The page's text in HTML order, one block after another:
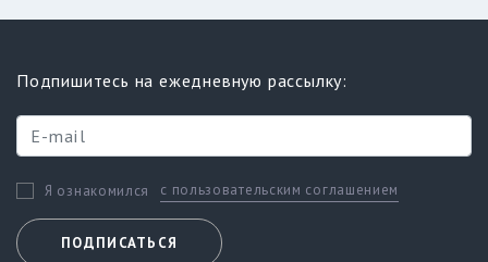
Подпишитесь на ежедневную рассылку:
Я ознакомился с пользовательским соглашением
ПОДПИСАТЬСЯ